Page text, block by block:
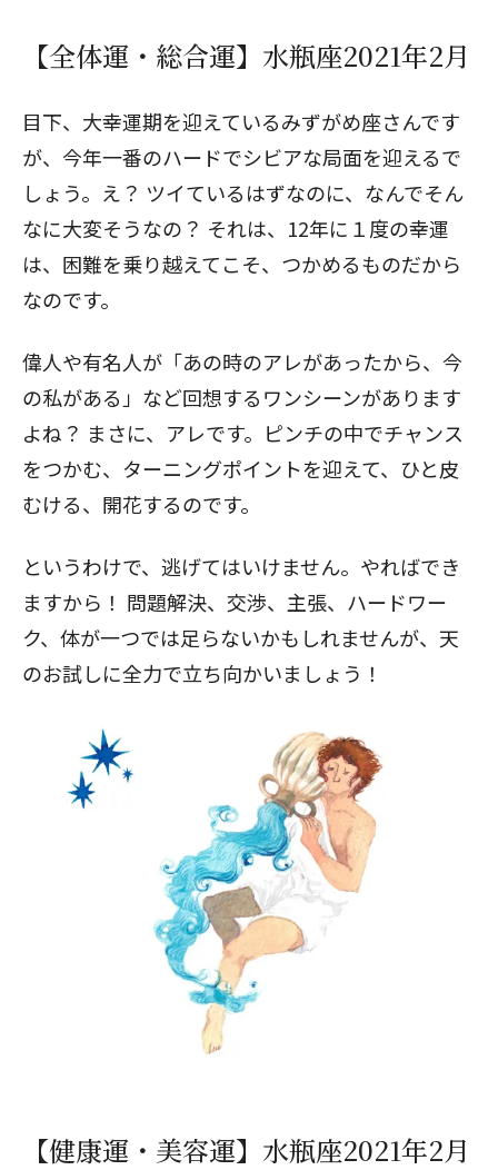
【全体運・総合運】水瓶座2021年2月
目下、大幸運期を迎えているみずがめ座さんです
が、今年一番のハードでシビアな局面を迎えるで
しょう。え？ ツイているはずなのに、なんでそん
なに大変そうなの？ それは、12年に１度の幸運
は、困難を乗り越えてこそ、つかめるものだから
なのです。
偉人や有名人が「あの時のアレがあったから、今
の私がある」など回想するワンシーンがあります
よね？ まさに、アレです。ピンチの中でチャンス
をつかむ、ターニングポイントを迎えて、ひと皮
むける、開花するのです。
というわけで、逃げてはいけません。やればでき
ますから！ 問題解決、交渉、主張、ハードワー
ク、体が一つでは足らないかもしれませんが、天
のお試しに全力で立ち向かいましょう！
【健康運・美容運】水瓶座2021年2月